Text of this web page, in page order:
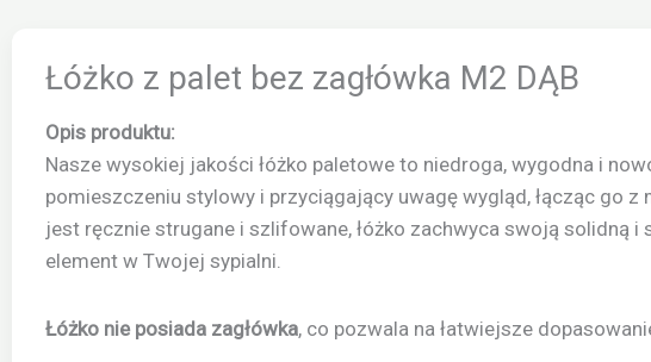
Łóżko z palet bez zagłówka M2 DĄB
Opis produktu:
Nasze wysokiej jakości łóżko paletowe to niedroga, wygodna i
pomieszczeniu stylowy i przyciągający uwagę wygląd, łącząc go
jest ręcznie strugane i szlifowane, łóżko zachwyca swoją solidną
element w Twojej sypialni.
Łóżko nie posiada zagłówka, co pozwala na łatwiejsze